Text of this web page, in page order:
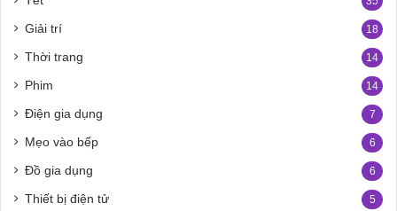
Giải trí 18
Thời trang 14
Phim 14
Điện gia dụng 7
Mẹo vào bếp 6
Đồ gia dụng 6
Thiết bị điện tử 5